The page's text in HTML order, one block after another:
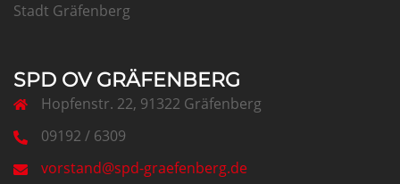
Stadt Gräfenberg
SPD OV GRÄFENBERG
Hopfenstr. 22, 91322 Gräfenberg
09192 / 6309
vorstand@spd-graefenberg.de